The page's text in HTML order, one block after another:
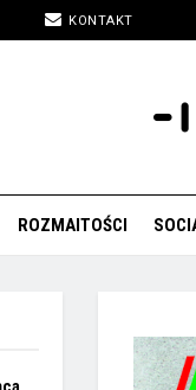
KONTAKT
ROZMAITOŚCI